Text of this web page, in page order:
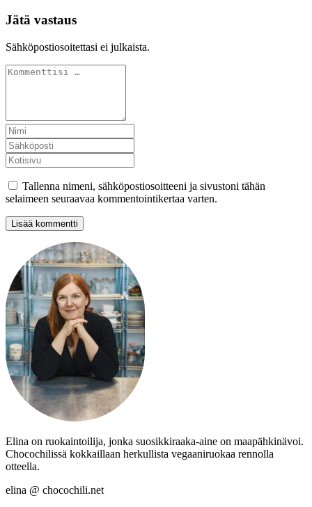
Jätä vastaus
Sähköpostiosoitettasi ei julkaista.
Tallenna nimeni, sähköpostiosoitteeni ja sivustoni tähän
selaimeen seuraavaa kommentointikertaa varten.
Elina on ruokaintoilija, jonka suosikkiraaka-aine on maapähkinävoi.
Chocochilissä kokkaillaan herkullista vegaaniruokaa rennolla
otteella.
elina @ chocochili.net